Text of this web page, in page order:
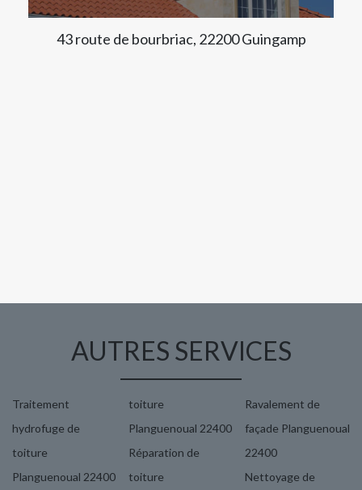
43 route de bourbriac, 22200 Guingamp
AUTRES SERVICES
Traitement
hydrofuge de
toiture
Planguenoual 22400
toiture
Planguenoual 22400
Réparation de
toiture
Ravalement de
façade Planguenoual
22400
Nettoyage de